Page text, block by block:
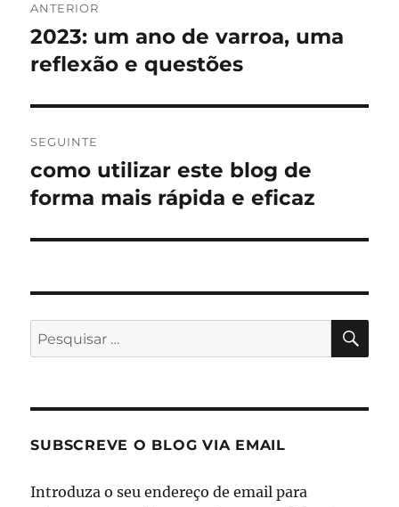
de
artigos
ANTERIOR
Artigo
anterior:
2023: um ano de varroa, uma
reflexão e questões
SEGUINTE
Artigo
seguinte:
como utilizar este blog de
forma mais rápida e eficaz
Pesquisar
por:
SUBSCREVE O BLOG VIA EMAIL
Introduza o seu endereço de email para